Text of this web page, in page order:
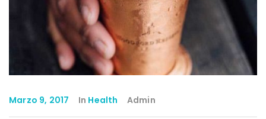
Marzo 9, 2017 In Health Admin